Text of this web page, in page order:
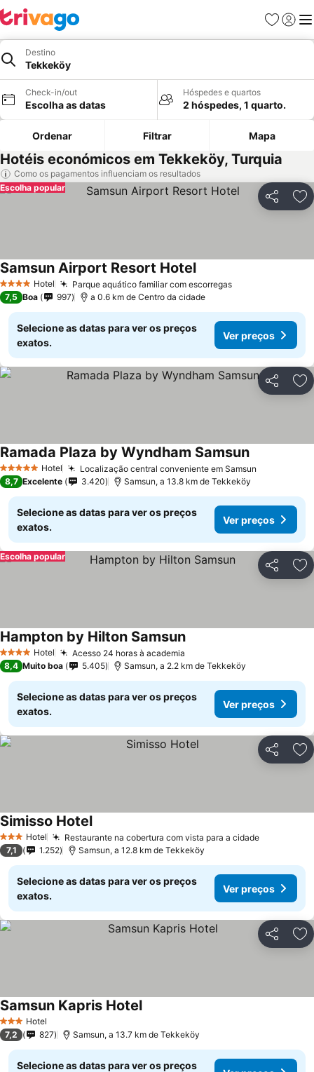
Favoritos
Iniciar
Destino
Tekkeköy
Check-in/out
Escolha as datas
Hóspedes e quartos
2 hóspedes, 1 quarto.
Ordenar Filtrar Mapa
Hotéis económicos em Tekkeköy, Turquia
Como os pagamentos influenciam os resultados
Partilhar
Escolha popular
4 EstrelasHotel Parque aquático familiar com escorregas
Samsun Airport Resort Hotel
7,5 Boa 997 a 0.6 km de Centro da cidade
Selecione as datas para ver os preços
exatos.
Ver preços
Partilhar
5 Estrelas Hotel Localização central conveniente em Samsun
Ramada Plaza by Wyndham Samsun
8,7 Excelente 3.420 Samsun, a 13.8 km de Tekkeköy
Selecione as datas para ver os preços
exatos.
Ver preços
Partilhar
Escolha popular
4 EstrelasHotel Acesso 24 horas à academia
Hampton by Hilton Samsun
8,4 Muito boa 5.405 Samsun, a 2.2 km de Tekkeköy
Selecione as datas para ver os preços
exatos.
Ver preços
Partilhar
3 EstrelasHotel Restaurante na cobertura com vista para a cidade
Simisso Hotel
7,1 1.252 Samsun, a 12.8 km de Tekkeköy
Selecione as datas para ver os preços
exatos.
Ver preços
Partilhar
3 EstrelasHotel
Samsun Kapris Hotel
7,2 827 Samsun, a 13.7 km de Tekkeköy
Selecione as datas para ver os preços